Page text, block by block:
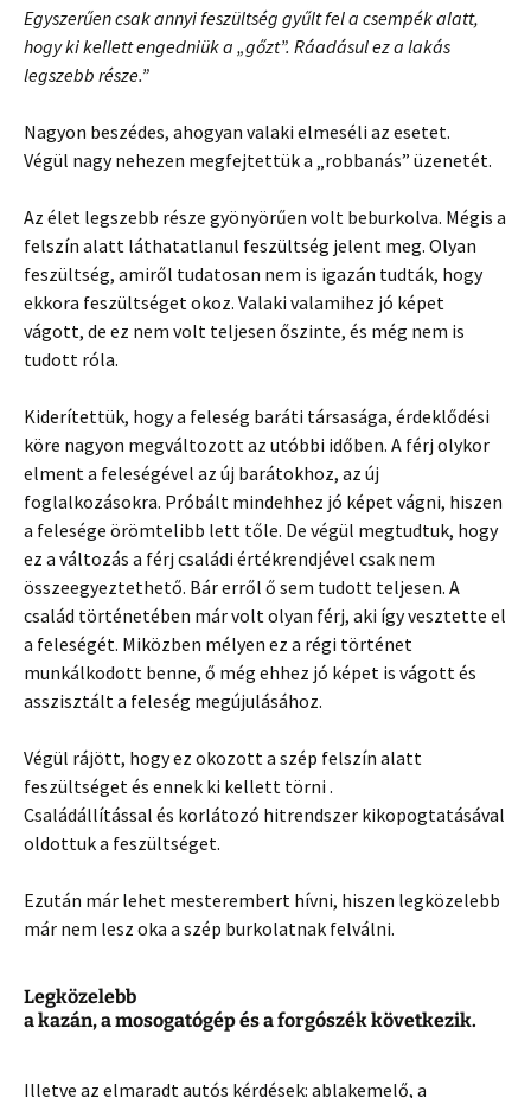
Egyszerűen csak annyi feszültség gyűlt fel a csempék alatt,
hogy ki kellett engedniük a „gőzt”. Ráadásul ez a lakás
legszebb része.”
Nagyon beszédes, ahogyan valaki elmeséli az esetet.
Végül nagy nehezen megfejtettük a „robbanás” üzenetét.
Az élet legszebb része gyönyörűen volt beburkolva. Mégis a
felszín alatt láthatatlanul feszültség jelent meg. Olyan
feszültség, amiről tudatosan nem is igazán tudták, hogy
ekkora feszültséget okoz. Valaki valamihez jó képet
vágott, de ez nem volt teljesen őszinte, és még nem is
tudott róla.
Kiderítettük, hogy a feleség baráti társasága, érdeklődési
köre nagyon megváltozott az utóbbi időben. A férj olykor
elment a feleségével az új barátokhoz, az új
foglalkozásokra. Próbált mindehhez jó képet vágni, hiszen
a felesége örömtelibb lett tőle. De végül megtudtuk, hogy
ez a változás a férj családi értékrendjével csak nem
összeegyeztethető. Bár erről ő sem tudott teljesen. A
család történetében már volt olyan férj, aki így vesztette el
a feleségét. Miközben mélyen ez a régi történet
munkálkodott benne, ő még ehhez jó képet is vágott és
asszisztált a feleség megújulásához.
Végül rájött, hogy ez okozott a szép felszín alatt
feszültséget és ennek ki kellett törni .
Családállítással és korlátozó hitrendszer kikopogtatásával
oldottuk a feszültséget.
Ezután már lehet mesterembert hívni, hiszen legközelebb
már nem lesz oka a szép burkolatnak felválni.
Legközelebb
a kazán, a mosogatógép és a forgószék következik.
Illetve az elmaradt autós kérdések: ablakemelő, a